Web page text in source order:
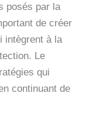
posés par la
de créer
intègrent à la
Le
qui
continuant de